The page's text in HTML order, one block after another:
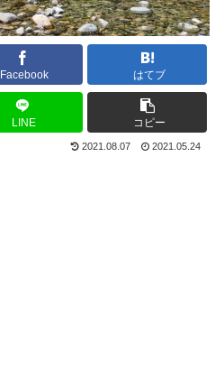
Facebook はてブ
LINE コピー
2021.08.07 2021.05.24